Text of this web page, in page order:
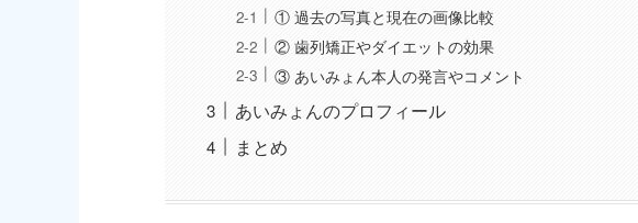
① 過去の写真と現在の画像比較
② 歯列矯正やダイエットの効果
③ あいみょん本人の発言やコメント
あいみょんのプロフィール
まとめ